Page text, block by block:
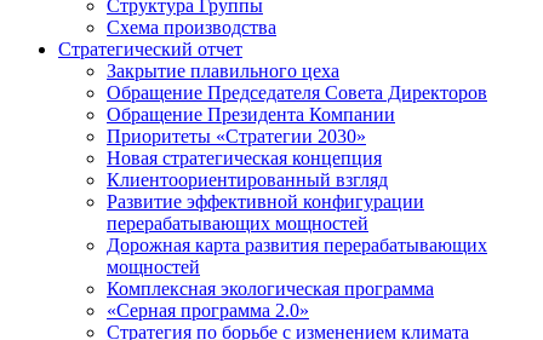
Структура Группы
Схема производства
Стратегический отчет
Закрытие плавильного цеха
Обращение Председателя Совета Директоров
Обращение Президента Компании
Приоритеты «Стратегии 2030»
Новая стратегическая концепция
Клиентоориентированный взгляд
Развитие эффективной конфигурации
перерабатывающих мощностей
Дорожная карта развития перерабатывающих
мощностей
Комплексная экологическая программа
«Серная программа 2.0»
Стратегия по борьбе с изменением климата